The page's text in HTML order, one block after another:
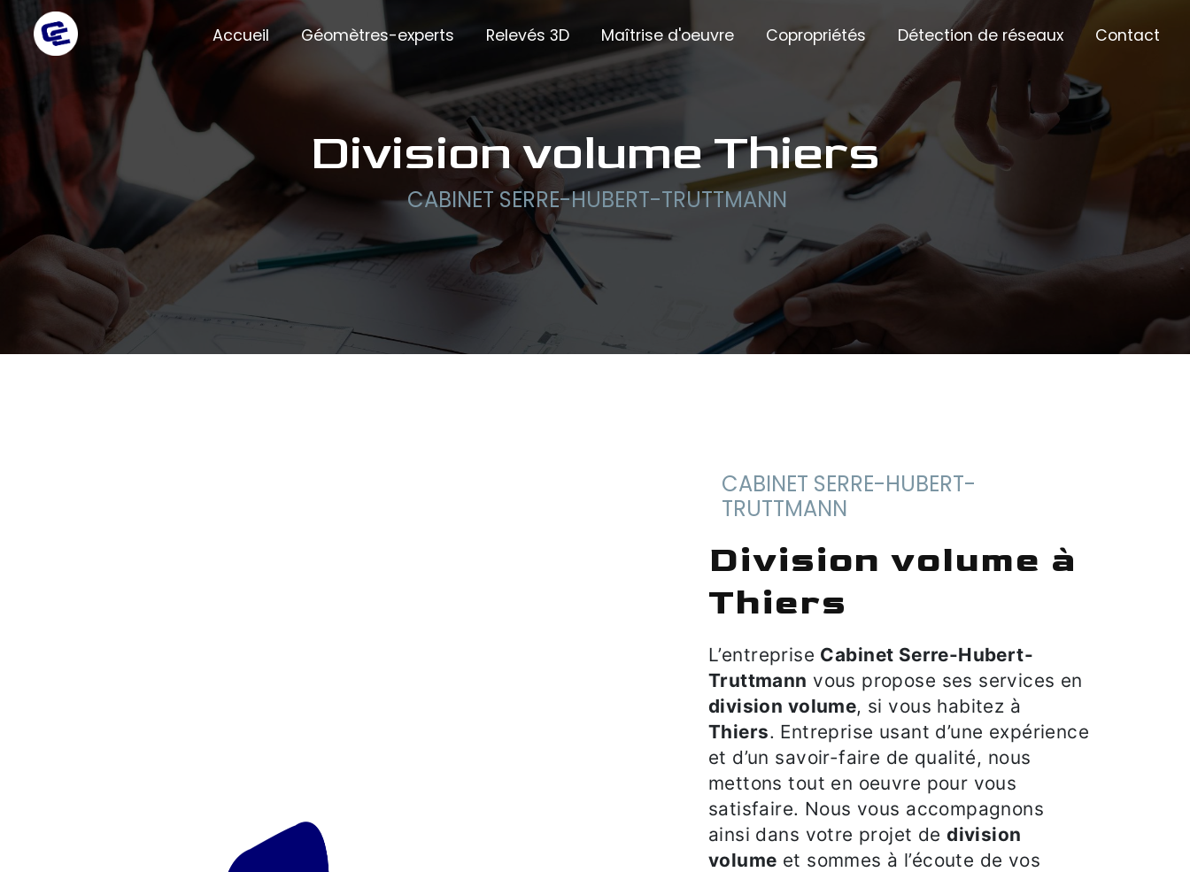
Accueil Géomètres-experts Relevés 3D Maîtrise d'oeuvre Copropriétés Détection de réseaux Contact
division volume Thiers
CABINET SERRE-HUBERT-TRUTTMANN
CABINET SERRE-HUBERT-
TRUTTMANN
division volume à
Thiers
L’entreprise Cabinet Serre-Hubert-
Truttmann vous propose ses services en
division volume, si vous habitez à
Thiers. Entreprise usant d’une expérience
et d’un savoir-faire de qualité, nous
mettons tout en oeuvre pour vous
satisfaire. Nous vous accompagnons
ainsi dans votre projet dedivision
volume et sommes à l’écoute de vos
Panneau de gestion des cookies